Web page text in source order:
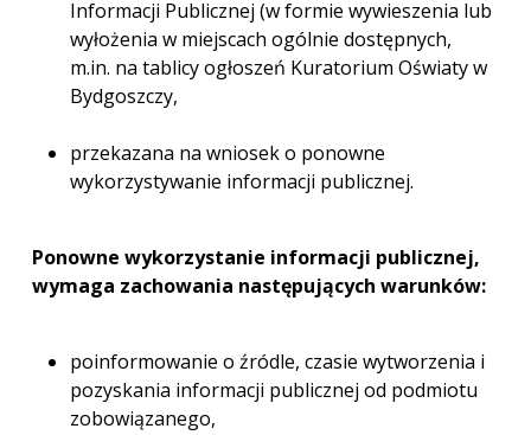
Informacji Publicznej (w formie wywieszenia lub
wyłożenia w miejscach ogólnie dostępnych,
m.in. na tablicy ogłoszeń Kuratorium Oświaty w
Bydgoszczy,
przekazana na wniosek o ponowne
wykorzystywanie informacji publicznej.
Ponowne wykorzystanie informacji publicznej,
wymaga zachowania następujących warunków:
poinformowanie o źródle, czasie wytworzenia i
pozyskania informacji publicznej od podmiotu
zobowiązanego,